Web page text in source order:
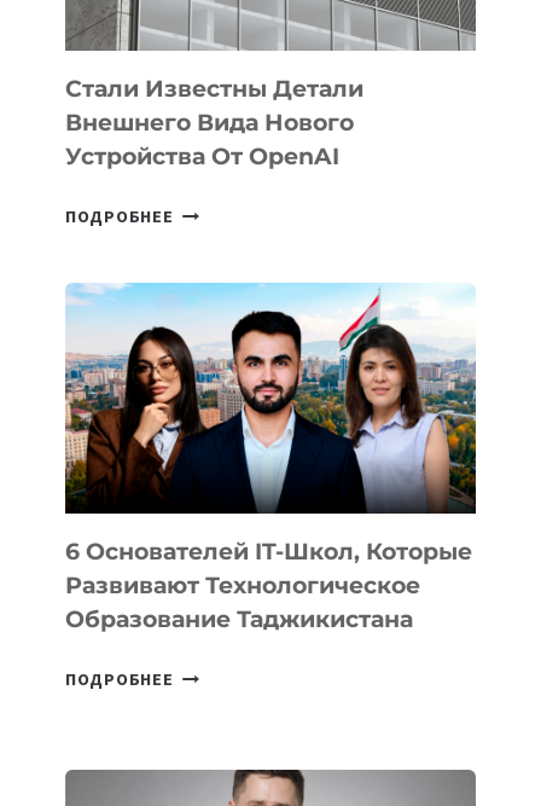
ИНТЕЛЛЕКТА
Стали Известны Детали
Внешнего Вида Нового
Устройства От OpenAI
ПОДРОБНЕЕ СТАЛИ
ВНЕШНЕГО
ВИДА
НОВОГО
УСТРОЙСТВА
ОТ
OPENAI
6 Основателей IT-Школ, Которые
Развивают Технологическое
Образование Таджикистана
ПОДРОБНЕЕ
КОТОРЫЕ